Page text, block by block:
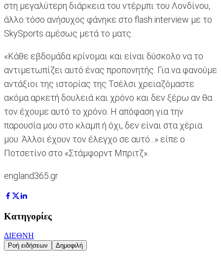
στη μεγαλύτερη διάρκεια του ντέρμπι του Λονδίνου,
άλλο τόσο ανήσυχος φάνηκε στο flash interview με το
SkySports αμέσως μετά το ματς.
«Κάθε εβδομάδα κρίνομαι και είναι δύσκολο να το
αντιμετωπίζει αυτό ένας προπονητής. Για να φανούμε
αντάξιοι της ιστορίας της Τσέλσι χρειαζόμαστε
ακόμα αρκετή δουλειά και χρόνο και δεν ξέρω αν θα
τον έχουμε αυτό το χρόνο. Η απόφαση για την
παρουσία μου στο κλαμπ ή όχι, δεν είναι στα χέρια
μου. Άλλοι έχουν τον έλεγχο σε αυτό...» είπε ο
Ποτσετίνο στο «Στάμφορντ Μπριτζ».
england365.gr
Κατηγορίες
ΔΙΕΘΝΗ
Ροή ειδήσεων Δημοφιλή